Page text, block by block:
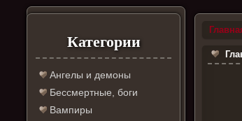
Категории
Ангелы и демоны
Бессмертные, боги
Вампиры